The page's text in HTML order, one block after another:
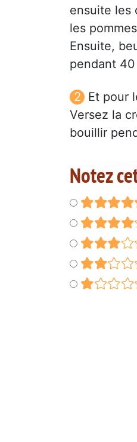
ensuite les
les
Ensuite,
pendant
Et pour
Versez la
bouillir
Notez